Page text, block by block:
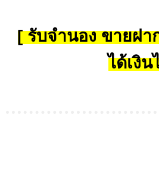
[ รับจำนอง ขายฝา
ได้เงิ